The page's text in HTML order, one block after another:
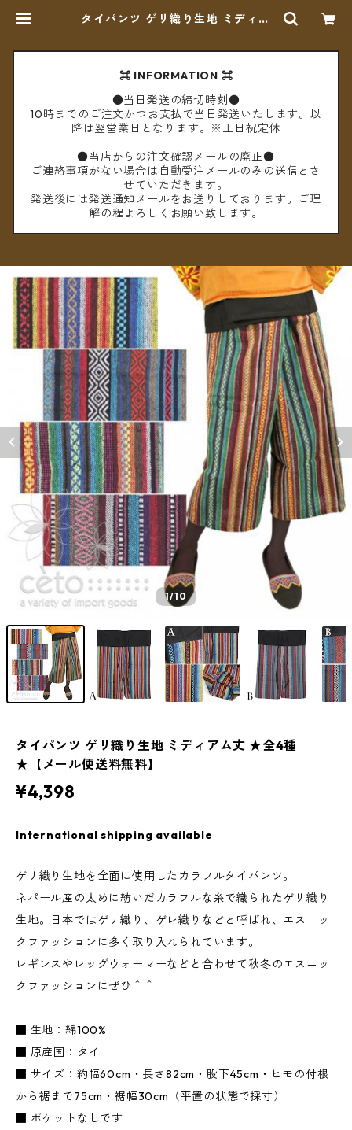
タイパンツ ゲリ織り生地 ミディア
⌘ INFORMATION ⌘
●当日発送の締切時刻●
10時までのご注文かつお支払で当日発送いたします。以
降は翌営業日となります。※土日祝定休
●当店からの注文確認メールの廃止●
ご連絡事項がない場合は自動受注メールのみの送信とさ
せていただきます。
発送後には発送通知メールをお送りしております。ご理
解の程よろしくお願い致します。
1/10
タイパンツ ゲリ織り生地 ミディアム丈 ★全4種
★【メール便送料無料】
¥4,398
International shipping available
ゲリ織り生地を全面に使用したカラフルタイパンツ。
ネパール産の太めに紡いだカラフルな糸で織られたゲリ織り
生地。日本ではゲリ織り、ゲレ織りなどと呼ばれ、エスニッ
クファッションに多く取り入れられています。
レギンスやレッグウォーマーなどと合わせて秋冬のエスニッ
クファッションにぜひ＾＾
■ 生地：綿100%
■ 原産国：タイ
■ サイズ：約幅60cm・長さ82cm・股下45cm・ヒモの付根
から裾まで75cm・裾幅30cm（平置の状態で採寸）
■ ポケットなしです